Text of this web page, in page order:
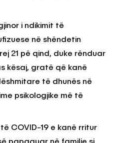
i ndikimit të
në shëndetin
21 pë qind, duke rënduar
kësaj, gratë që kanë
të dhunës në
psikologjike më të
COVID-19 e kanë rritur